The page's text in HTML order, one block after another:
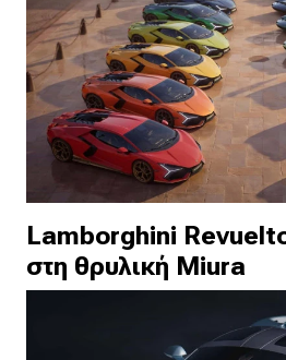
Lamborghini
στη θρυλική Miura